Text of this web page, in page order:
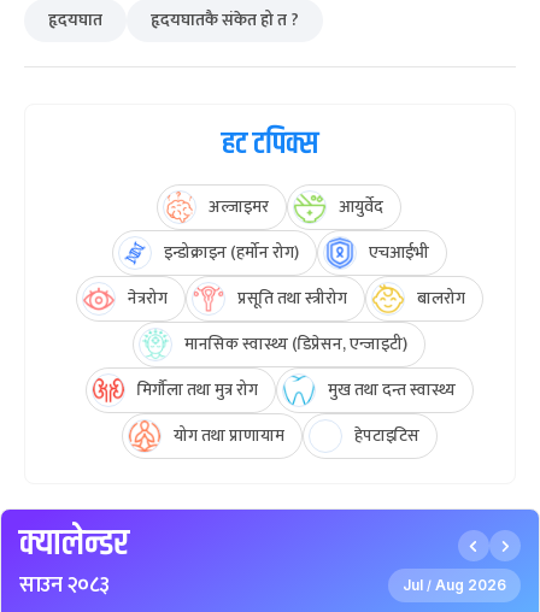
हृदयघात हृदयघातकै संकेत हो त ?
हट टपिक्स
अल्जाइमर
आयुर्वेद
इन्डोक्राइन (हर्मोन रोग)
एचआईभी
नेत्ररोग
प्रसूति तथा स्त्रीरोग
बालरोग
मानसिक स्वास्थ्य (डिप्रेसन, एन्जाइटी)
मिर्गौला तथा मुत्र रोग
मुख तथा दन्त स्वास्थ्य
योग तथा प्राणायाम
हेपटाइटिस
क्यालेन्डर
साउन २०८३ Jul / Aug 2026